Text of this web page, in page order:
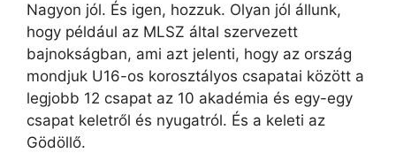
Nagyon jól. És igen, hozzuk. Olyan jól állunk,
hogy például az MLSZ által szervezett
bajnokságban, ami azt jelenti, hogy az ország
mondjuk U16-os korosztályos csapatai között a
legjobb 12 csapat az 10 akadémia és egy-egy
csapat keletről és nyugatról. És a keleti az
Gödöllő.